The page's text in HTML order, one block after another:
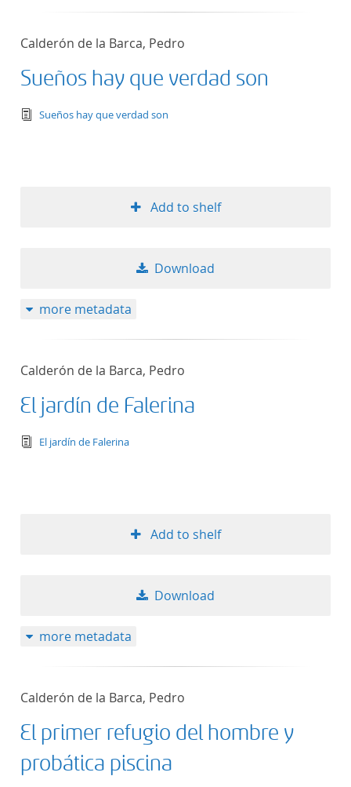
Calderón de la Barca, Pedro
Sueños hay que verdad son
text/tg.edition+tg.aggregation+xml
Sueños hay que verdad son
Add to shelf
Download
more metadata
Calderón de la Barca, Pedro
El jardín de Falerina
text/tg.edition+tg.aggregation+xml
El jardín de Falerina
Add to shelf
Download
more metadata
Calderón de la Barca, Pedro
El primer refugio del hombre y
probática piscina